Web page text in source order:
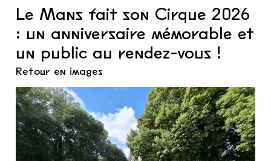
Le Mans fait son Cirque 2026
: un anniversaire mémorable et
un public au rendez-vous !
Retour en images